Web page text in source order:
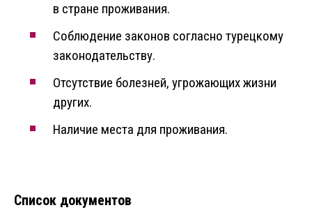
в стране проживания.
Соблюдение законов согласно турецкому
законодательству.
Отсутствие болезней, угрожающих жизни
других.
Наличие места для проживания.
Список документов